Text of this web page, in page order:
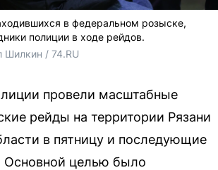
в федеральном розыске,
полиции в ходе рейдов.
Шилкин / 74.RU
провели масштабные
рейды на территории Рязани
в пятницу и последующие
Основной целью было